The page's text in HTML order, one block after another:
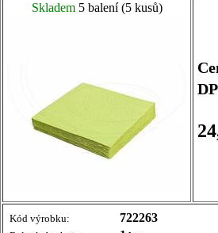
Skladem5 balení (5 kusů)
Kód výrobku: 722263